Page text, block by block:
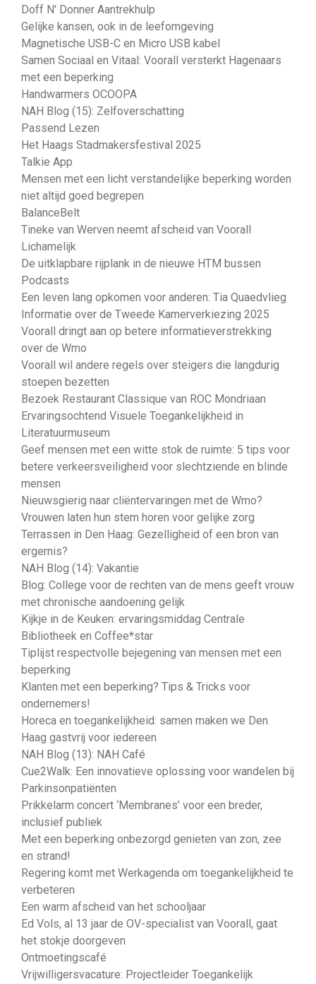
Doff N' Donner Aantrekhulp
Gelijke kansen, ook in de leefomgeving
Magnetische USB-C en Micro USB kabel
Samen Sociaal en Vitaal: Voorall versterkt Hagenaars
met een beperking
Handwarmers OCOOPA
NAH Blog (15): Zelfoverschatting
Passend Lezen
Het Haags Stadmakersfestival 2025
Talkie App
Mensen met een licht verstandelijke beperking worden
niet altijd goed begrepen
BalanceBelt
Tineke van Werven neemt afscheid van Voorall
Lichamelijk
De uitklapbare rijplank in de nieuwe HTM bussen
Podcasts
Een leven lang opkomen voor anderen: Tia Quaedvlieg
Informatie over de Tweede Kamerverkiezing 2025
Voorall dringt aan op betere informatieverstrekking
over de Wmo
Voorall wil andere regels over steigers die langdurig
stoepen bezetten
Bezoek Restaurant Classique van ROC Mondriaan
Ervaringsochtend Visuele Toegankelijkheid in
Literatuurmuseum
Geef mensen met een witte stok de ruimte: 5 tips voor
betere verkeersveiligheid voor slechtziende en blinde
mensen
Nieuwsgierig naar cliëntervaringen met de Wmo?
Vrouwen laten hun stem horen voor gelijke zorg
Terrassen in Den Haag: Gezelligheid of een bron van
ergernis?
NAH Blog (14): Vakantie
Blog: College voor de rechten van de mens geeft vrouw
met chronische aandoening gelijk
Kijkje in de Keuken: ervaringsmiddag Centrale
Bibliotheek en Coffee*star
Tiplijst respectvolle bejegening van mensen met een
beperking
Klanten met een beperking? Tips & Tricks voor
ondernemers!
Horeca en toegankelijkheid: samen maken we Den
Haag gastvrij voor iedereen
NAH Blog (13): NAH Café
Cue2Walk: Een innovatieve oplossing voor wandelen bij
Parkinsonpatiënten
Prikkelarm concert ‘Membranes’ voor een breder,
inclusief publiek
Met een beperking onbezorgd genieten van zon, zee
en strand!
Regering komt met Werkagenda om toegankelijkheid te
verbeteren
Een warm afscheid van het schooljaar
Ed Vols, al 13 jaar de OV-specialist van Voorall, gaat
het stokje doorgeven
Ontmoetingscafé
Vrijwilligersvacature: Projectleider Toegankelijk